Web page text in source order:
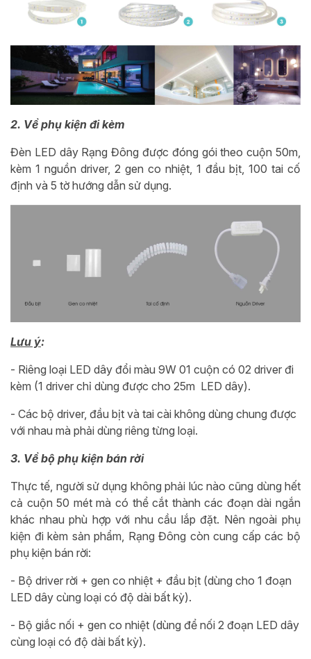
2. Về phụ kiện đi kèm
Đèn LED dây Rạng Đông được đóng gói theo cuộn 50m,
kèm 1 nguồn driver, 2 gen co nhiệt, 1 đầu bịt, 100 tai cố
định và 5 tờ hướng dẫn sử dụng.
Lưu ý:
- Riêng loại LED dây đổi màu 9W 01 cuộn có 02 driver đi
kèm (1 driver chỉ dùng được cho 25m LED dây).
- Các bộ driver, đầu bịt và tai cài không dùng chung được
với nhau mà phải dùng riêng từng loại.
3. Về bộ phụ kiện bán rời
Thực tế, người sử dụng không phải lúc nào cũng dùng hết
cả cuộn 50 mét mà có thể cắt thành các đoạn dài ngắn
khác nhau phù hợp với nhu cầu lắp đặt. Nên ngoài phụ
kiện đi kèm sản phẩm, Rạng Đông còn cung cấp các bộ
phụ kiện bán rời:
- Bộ driver rời + gen co nhiệt + đầu bịt (dùng cho 1 đoạn
LED dây cùng loại có độ dài bất kỳ).
- Bộ giắc nối + gen co nhiệt (dùng để nối 2 đoạn LED dây
cùng loại có độ dài bất kỳ).